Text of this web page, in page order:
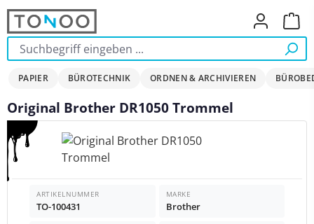
Zum Hauptinhalt springen
PAPIER BÜROTECHNIK ORDNEN & ARCHIVIEREN
Original Brother DR1050 Trommel
Bildergalerie überspringen
ARTIKELNUMMER
TO-100431
MARKE
Brother